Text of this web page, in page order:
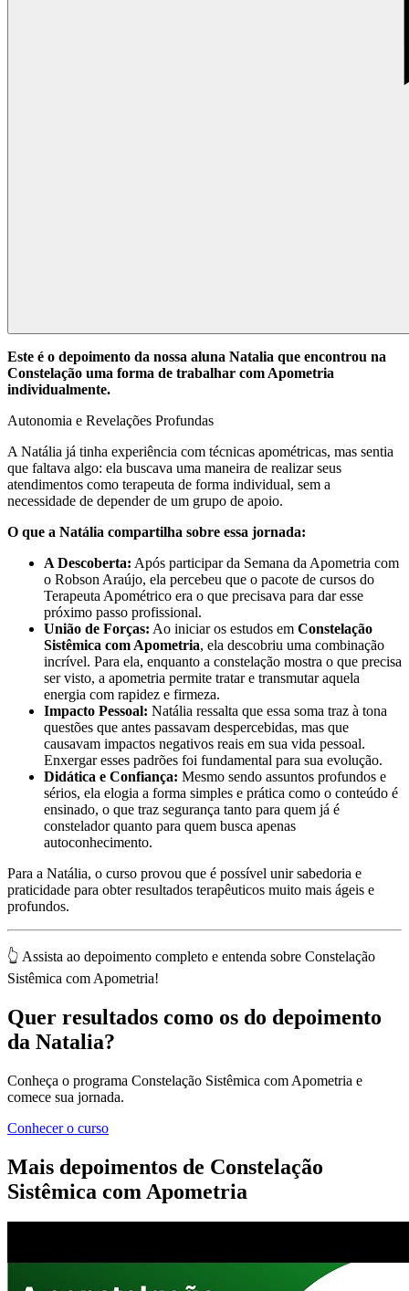
Este é o depoimento da nossa aluna Natalia que encontrou na
Constelação uma forma de trabalhar com Apometria
individualmente.
Autonomia e Revelações Profundas
A Natália já tinha experiência com técnicas apométricas, mas sentia
que faltava algo: ela buscava uma maneira de realizar seus
atendimentos como terapeuta de forma individual, sem a
necessidade de depender de um grupo de apoio.
O que a Natália compartilha sobre essa jornada:
A Descoberta: Após participar da Semana da Apometria com
o Robson Araújo, ela percebeu que o pacote de cursos do
Terapeuta Apométrico era o que precisava para dar esse
próximo passo profissional.
União de Forças: Ao iniciar os estudos em Constelação
Sistêmica com Apometria, ela descobriu uma combinação
incrível. Para ela, enquanto a constelação mostra o que precisa
ser visto, a apometria permite tratar e transmutar aquela
energia com rapidez e firmeza.
Impacto Pessoal: Natália ressalta que essa soma traz à tona
questões que antes passavam despercebidas, mas que
causavam impactos negativos reais em sua vida pessoal.
Enxergar esses padrões foi fundamental para sua evolução.
Didática e Confiança: Mesmo sendo assuntos profundos e
sérios, ela elogia a forma simples e prática como o conteúdo é
ensinado, o que traz segurança tanto para quem já é
constelador quanto para quem busca apenas
autoconhecimento.
Para a Natália, o curso provou que é possível unir sabedoria e
praticidade para obter resultados terapêuticos muito mais ágeis e
profundos.
👆 Assista ao depoimento completo e entenda sobre Constelação
Sistêmica com Apometria!
Quer resultados como os do depoimento
da Natalia?
Conheça o programa Constelação Sistêmica com Apometria e
comece sua jornada.
Conhecer o curso
Mais depoimentos de Constelação
Sistêmica com Apometria